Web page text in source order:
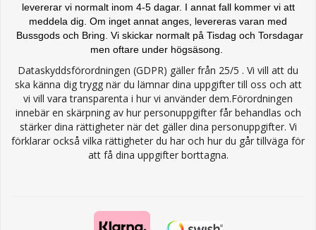
levererar vi normalt inom 4-5 dagar. I annat fall kommer vi att
meddela dig. Om inget annat anges, levereras varan med
Bussgods och Bring. Vi skickar normalt på Tisdag och Torsdagar
men oftare under högsäsong.
Dataskyddsförordningen (GDPR) gäller från 25/5 . Vi vill att du
ska känna dig trygg när du lämnar dina uppgifter till oss och att
vi vill vara transparenta i hur vi använder dem.Förordningen
innebär en skärpning av hur personuppgifter får behandlas och
stärker dina rättigheter när det gäller dina personuppgifter. Vi
förklarar också vilka rättigheter du har och hur du går tillväga för
att få dina uppgifter borttagna.